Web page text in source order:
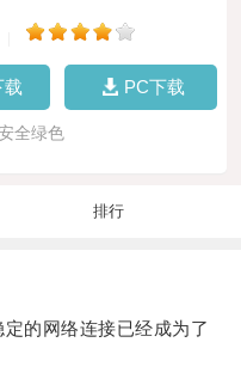
载 PC下载
全绿色
排行
的网络连接已经成为了